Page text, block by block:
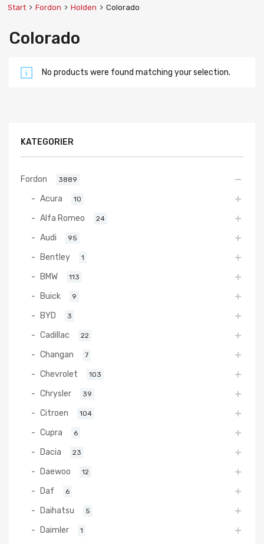
Start Fordon Holden Colorado
Colorado
No products were found matching your selection.
KATEGORIER
Fordon 3889
Acura 10
Alfa Romeo 24
Audi 95
Bentley 1
BMW 113
Buick 9
BYD 3
Cadillac 22
Changan 7
Chevrolet 103
Chrysler 39
Citroen 104
Cupra 6
Dacia 23
Daewoo 12
Daf 6
Daihatsu 5
Daimler 1